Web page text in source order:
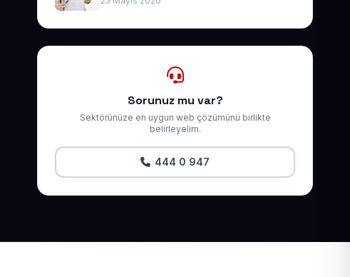
Sorunuz mu var?
Sektörünüze en uygun web çözümünü birlikte
belirleyelim.
444 0 947